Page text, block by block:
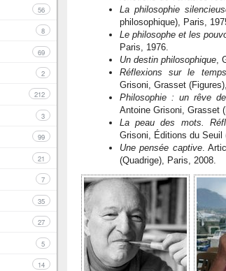
56
8
69
2
212
3
99
21
7
35
27
5
14
La philosophie
philosophique), Paris,
Le philosophe et les
Paris, 1976.
Un destin philosophique,
Réflexions sur le temps
Grisoni, Grasset
Philosophie : un rêve
Antoine Grisoni, Grasset
La peau des mots.
Grisoni, Éditions du Seuil
Une pensée captive.
(Quadrige), Paris, 2008.